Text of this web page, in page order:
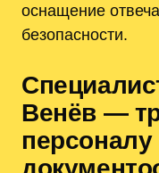
оснащение
безопасности.
Венёв —
персоналу